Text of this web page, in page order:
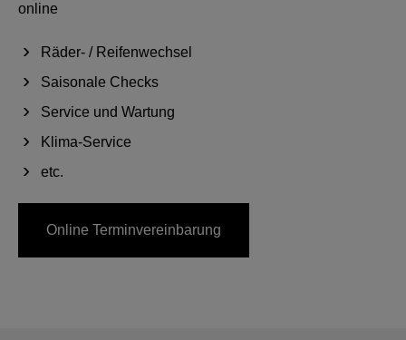
online
Räder- / Reifenwechsel
Saisonale Checks
Service und Wartung
Klima-Service
etc.
Online Terminvereinbarung